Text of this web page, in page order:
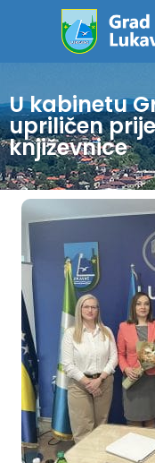
U kabinetu
upriličen
književnice